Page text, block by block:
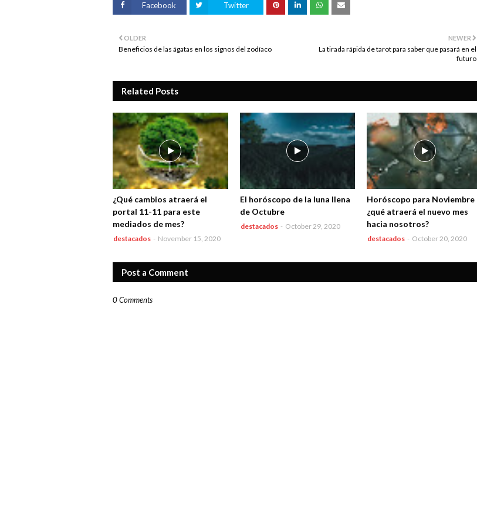
Facebook Twitter
NEWER
La tirada rápida de tarot para saber que pasará en el
futuro
OLDER
Beneficios de las ágatas en los signos del zodíaco
Related Posts
¿Qué cambios atraerá el
portal 11-11 para este
mediados de mes?
destacados - November 15, 2020
El horóscopo de la luna llena
de Octubre
destacados - October 29, 2020
Horóscopo para Noviembre
¿qué atraerá el nuevo mes
hacia nosotros?
destacados - October 20, 2020
Post a Comment
0 Comments